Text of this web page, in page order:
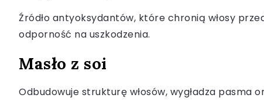
Źródło antyoksydantów, które chronią włosy
odporność na uszkodzenia.
Masło z soi
Odbudowuje strukturę włosów, wygładza pasma